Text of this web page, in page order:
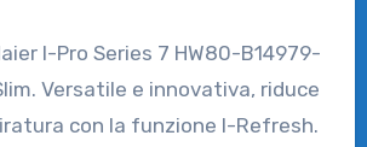
I-Pro Series 7 HW80-B14979-
Versatile e innovativa, riduce
con la funzione I-Refresh.